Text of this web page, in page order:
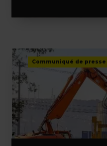
Communiqué de presse